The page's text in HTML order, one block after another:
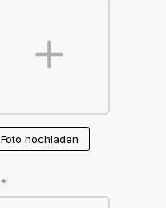
Foto hochladen
*